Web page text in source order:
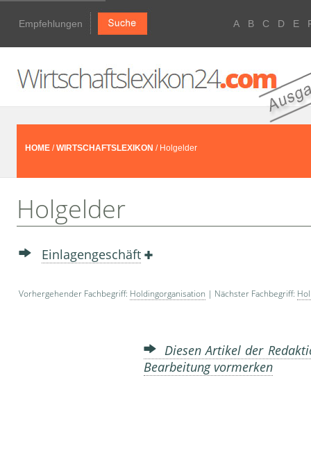
Empfehlungen A B C D E
HOME /WIRTSCHAFTSLEXIKON / Holgelder
Holgelder
Einlagengeschäft
Vorhergehender Fachbegriff: Holdingorganisation | Nächster Fachbegriff:
Diesen Artikel der
Bearbeitung vormerken